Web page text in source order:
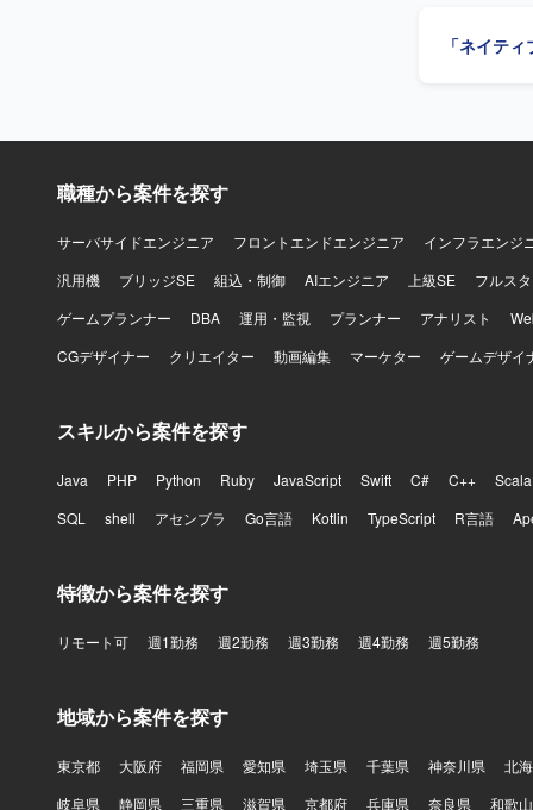
「ネイテ
職種から案件を探す
サーバサイドエンジニア フロントエンドエンジニア
インフラエンジ
汎用機
ブリッジSE 組込・制御 AIエンジニア 上級SE
フルス
ゲームプランナー
DBA 運用・監視 プランナー アナリスト
CGデザイナー
クリエイター 動画編集 マーケター ゲームデザイ
スキルから案件を探す
Java PHP Python Ruby JavaScript Swift C# C++
Scala
SQL
shell アセンブラ Go言語 Kotlin TypeScript R言語
特徴から案件を探す
リモート可 週1勤務 週2勤務 週3勤務 週4勤務 週5勤務
地域から案件を探す
東京都 大阪府 福岡県 愛知県 埼玉県 千葉県 神奈川県
北
岐阜県
静岡県 三重県 滋賀県 京都府 兵庫県 奈良県 和歌